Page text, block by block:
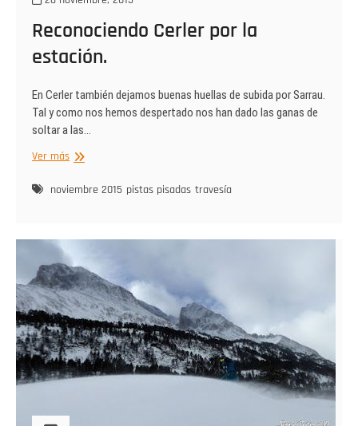
Reconociendo Cerler por la
estación.
En Cerler también dejamos buenas huellas de subida por Sarrau.
Tal y como nos hemos despertado nos han dado las ganas de
soltar a las…
Ver másReconociendo
por
noviembre 2015 pistas pisadas travesía